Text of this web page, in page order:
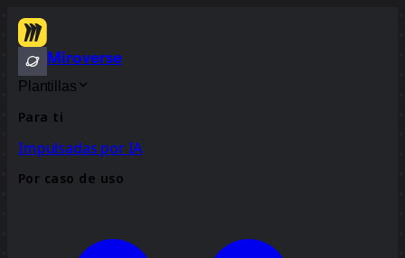
Miroverse
Plantillas
Para ti
Impulsadas por IA
Por caso de uso